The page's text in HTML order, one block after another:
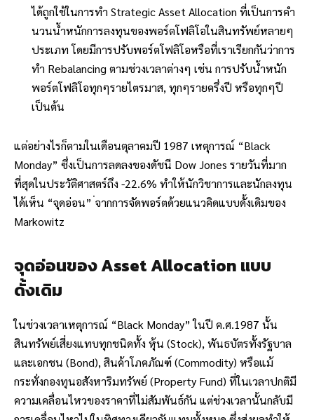
ได้ถูกใช้ในการทำ Strategic Asset Allocation ที่เป็นการคำ
นวนน้ำหนักการลงทุนของพอร์ตโฟลิโอในสินทรัพย์หลายๆ
ประเภท โดยมีการปรับพอร์ตโฟลิโอหรือที่เราเรียกกันว่าการ
ทำ Rebalancing ตามช่วงเวลาต่างๆ เช่น การปรับน้ำหนัก
พอร์ตโฟลิโอทุกๆรายไตรมาส, ทุกๆรายครึ่งปี หรือทุกๆปี
เป็นต้น
แต่อย่างไรก็ตามในเดือนตุลาคมปี 1987 เหตุการณ์ “Black
Monday” ซึ่งเป็นการลดลงของดัชนี Dow Jones รายวันที่มาก
ที่สุดในประวัติศาสตร์ถึง -22.6% ทำให้นักวิชาการและนักลงทุน
ได้เห็น “จุดอ่อน” ่จากการจัดพอร์ตด้วยแนวคิดแบบดั้งเดิมของ
Markowitz
จุดอ่อนของ Asset Allocation แบบ
ดั้งเดิม
ในช่วงเวลาเหตุการณ์ “Black Monday” ในปี ค.ศ.1987 นั้น
สินทรัพย์เสี่ยงแทบทุกชนิดทั้ง หุ้น (Stock), พันธบัตรทั้งรัฐบาล
และเอกชน (Bond), สินค้าโภคภัณฑ์ (Commodity) หรือแม้
กระทั่งกองทุนอสังหาริมทรัพย์ (Property Fund) ที่ในเวลาปกติมี
ความเคลื่อนไหวของราคาที่ไม่สัมพันธ์กัน แต่ช่วงเวลานั้นกลับมี